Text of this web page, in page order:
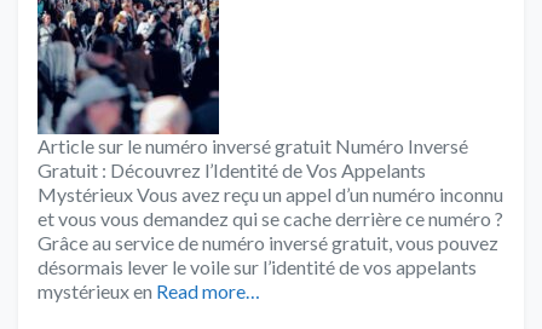
Article sur le numéro inversé gratuit Numéro Inversé
Gratuit : Découvrez l’Identité de Vos Appelants
Mystérieux Vous avez reçu un appel d’un numéro inconnu
et vous vous demandez qui se cache derrière ce numéro ?
Grâce au service de numéro inversé gratuit, vous pouvez
désormais lever le voile sur l’identité de vos appelants
mystérieux en Read more…